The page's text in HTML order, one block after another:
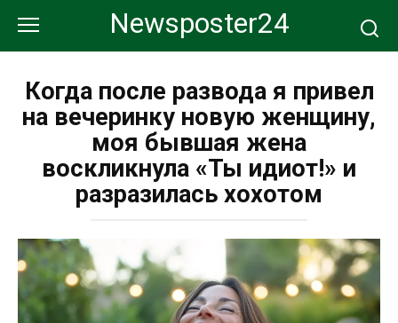
контенту
Newsposter24
Когда после развода я привел
на вечеринку новую женщину,
моя бывшая жена
воскликнула «Ты идиот!» и
разразилась хохотом